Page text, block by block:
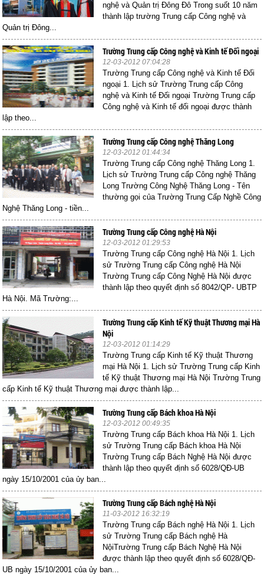
nghệ và Quản trị Đông Đô Trong suốt 10 năm
thành lập trường Trung cấp Công nghệ và
Quản trị Đông...
Trường Trung cấp Công nghệ và Kinh tế Đối ngoại
12-03-2012 07:04:28
Trường Trung cấp Công nghệ và Kinh tế Đối
ngoại 1. Lịch sử Trường Trung cấp Công
nghệ và Kinh tế Đối ngoại Trường Trung cấp
Công nghệ và Kinh tế đối ngoại được thành
lập theo...
Trường Trung cấp Công nghệ Thăng Long
12-03-2012 01:44:34
Trường Trung cấp Công nghệ Thăng Long 1.
Lịch sử Trường Trung cấp Công nghệ Thăng
Long Trường Công Nghệ Thăng Long - Tên
thường gọi của Trường Trung Cấp Nghề Công
Nghệ Thăng Long - tiền...
Trường Trung cấp Công nghệ Hà Nội
12-03-2012 01:29:53
Trường Trung cấp Công nghệ Hà Nội 1. Lịch
sử Trường Trung cấp Công nghệ Hà Nội
Trường Trung cấp Công Nghệ Hà Nội được
thành lập theo quyết định số 8042/QP- UBTP
Hà Nội. Mã Trường:...
Trường Trung cấp Kinh tế Kỹ thuật Thương mại Hà
Nội
12-03-2012 01:14:29
Trường Trung cấp Kinh tế Kỹ thuật Thương
mại Hà Nội 1. Lịch sử Trường Trung cấp Kinh
tế Kỹ thuật Thương mại Hà Nội Trường Trung
cấp Kinh tế Kỹ thuật Thương mại được thành lập...
Trường Trung cấp Bách khoa Hà Nội
12-03-2012 00:49:35
Trường Trung cấp Bách khoa Hà Nội 1. Lịch
sử Trường Trung cấp Bách khoa Hà Nội
Trường Trung cấp Bách Nghệ Hà Nội được
thành lập theo quyết định số 6028/QĐ-UB
ngày 15/10/2001 của ủy ban...
Trường Trung cấp Bách nghệ Hà Nội
11-03-2012 16:32:19
Trường Trung cấp Bách nghệ Hà Nội 1. Lịch
sử Trường Trung cấp Bách nghệ Hà
NộiTrường Trung cấp Bách Nghệ Hà Nội
được thành lập theo quyết định số 6028/QĐ-
UB ngày 15/10/2001 của ủy ban...